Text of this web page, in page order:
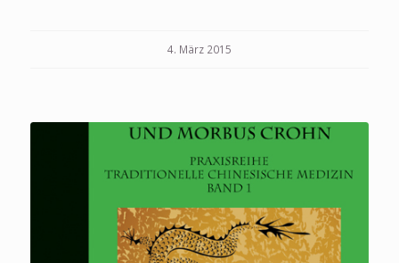
4. März 2015